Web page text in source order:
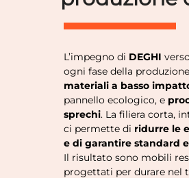
L’impegno di DEGHI
ogni fase della
materiali a basso
pannello ecologico, e
sprechi. La filiera corta,
ci permette di ridurre le
e di garantire standard
Il risultato sono mobili
progettati per durare nel